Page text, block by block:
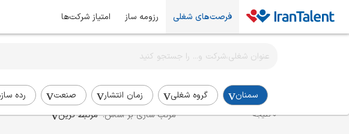
فرصت‌های شغلی رزومه ساز امتیاز شرکت‌ها
سمنان گروه شغلی زمان انتشار صنعت رده
اطلاع‌رسانی شغلی را برای این جستجو فعال کنید
استخدام طراحی UI UX در سمنان
0 نتیجه مرتب سازی بر اساس: مرتبط ترین